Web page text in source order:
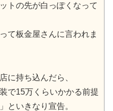
トの先が白っぽくなって
て板金屋さんに言われま
に持ち込んだら、
で15万くらいかかる前提
といきなり宣告。